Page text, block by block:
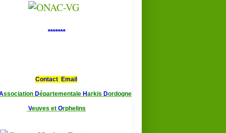
*******
Contact Email
ssociation Départementale Harkis Dordogne
Veuves et Orphelins